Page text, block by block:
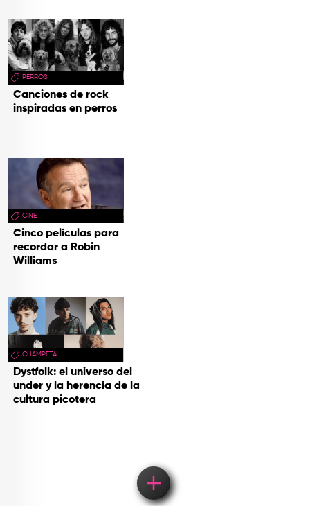
PERROS
Canciones de rock
inspiradas en perros
CINE
Cinco películas para
recordar a Robin
Williams
CHAMPETA
Dystfolk: el universo del
under y la herencia de la
cultura picotera